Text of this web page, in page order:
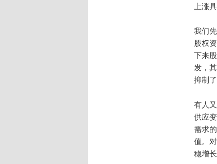
上涨
我们
股权
下来
发，
抑制
有人
供应
需求
值。
稳增长